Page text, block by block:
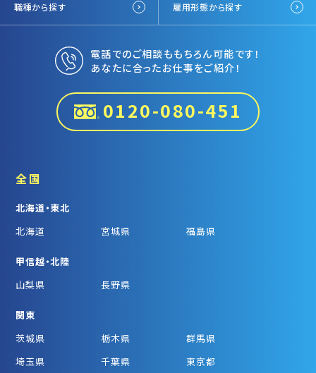
職種から探す 雇用形態から探す
電話でのご相談ももちろん可能です！
あなたに合ったお仕事をご紹介！
0120-080-451
全国
北海道・東北
北海道
宮城県 福島県
甲信越・北陸
山梨県
長野県
関東
茨城県
栃木県
群馬県
埼玉県
千葉県
東京都